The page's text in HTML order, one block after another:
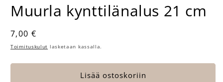
Muurla kynttilänalus 21 cm
Normaalihinta
7,00 €
Toimituskulut lasketaan kassalla.
Lisää ostoskoriin